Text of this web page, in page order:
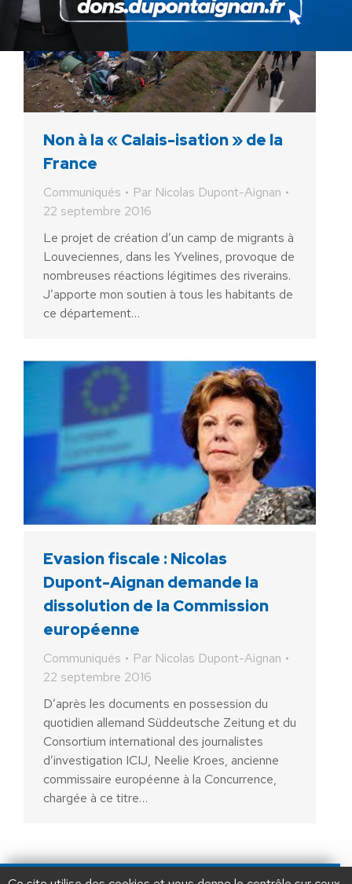
Non à la « Calais-isation » de la
France
Communiqués Par Nicolas Dupont-Aignan
22 septembre 2016
Le projet de création d’un camp de migrants à
Louveciennes, dans les Yvelines, provoque de
nombreuses réactions légitimes des riverains.
J’apporte mon soutien à tous les habitants de
ce département…
Evasion fiscale : Nicolas
Dupont-Aignan demande la
dissolution de la Commission
européenne
Communiqués Par Nicolas Dupont-Aignan
22 septembre 2016
D’après les documents en possession du
quotidien allemand Süddeutsche Zeitung et du
Consortium international des journalistes
d’investigation ICIJ, Neelie Kroes, ancienne
commissaire européenne à la Concurrence,
chargée à ce titre…
LIBÉRER LA FRANCE
JE FAIS UN DON À DLF